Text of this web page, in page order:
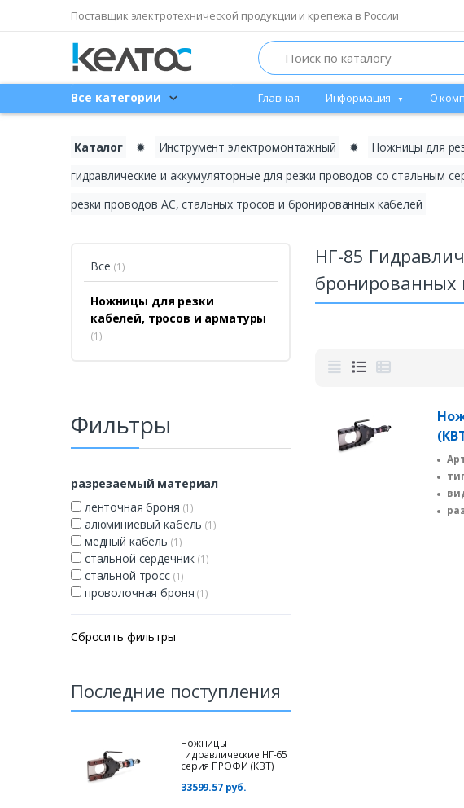
Поставщик электротехнической продукции и крепежа в России
Search
Все категории Главная Информация О
Каталог ✹ Инструмент электромонтажный ✹ Ножницы для
гидравлические и аккумуляторные для резки проводов со стальным
резки проводов АС, стальных тросов и бронированных кабелей
Все (1)
Ножницы для резки
кабелей, тросов и арматуры
(1)
Фильтры
разрезаемый материал
ленточная броня (1)
алюминиевый кабель (1)
медный кабель (1)
стальной сердечник (1)
стальной тросс(1)
проволочная броня (1)
Сбросить фильтры
Последние поступления
Ножницы
гидравлические НГ-65
серия ПРОФИ (КВТ)
33599.57 руб.
НГ-85
бронированных